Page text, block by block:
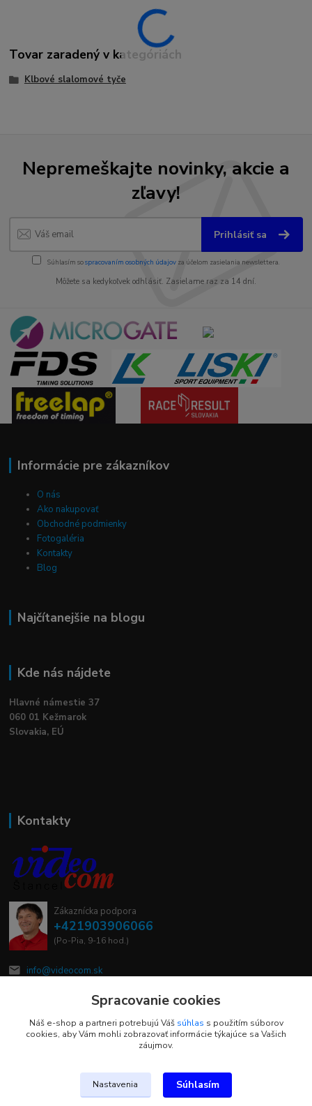
Tovar zaradený v kategóriách
Klbové slalomové tyče
Nepremeškajte novinky, akcie a
zľavy!
Prihlásiť sa
Súhlasím sospracovaním osobných údajov za účelom zasielania newslettera.
Môžete sa kedykoľvek odhlásiť. Zasielame raz za 14 dní.
Informácie pre zákazníkov
O nás
Ako nakupovať
Obchodné podmienky
Fotogaléria
Kontakty
Blog
Najčítanejšie na blogu
Kde nás nájdete
Hlavné námestie 37
060 01 Kežmarok
Slovakia, EÚ
Kontakty
Zákaznícka podpora
+421903906066
(Po-Pia, 9-16 hod.)
info@videocom.sk
Upravit sběr cookies.
Spracovanie cookies
Náš e-shop a partneri potrebujú Váš súhlas s použitím súborov
cookies, aby Vám mohli zobrazovať informácie týkajúce sa Vašich
záujmov.
Nastavenia Súhlasím